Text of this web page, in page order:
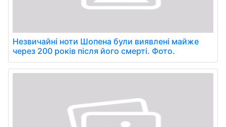
Незвичайні ноти Шопена були виявлені майже
через 200 років після його смерті. Фото.